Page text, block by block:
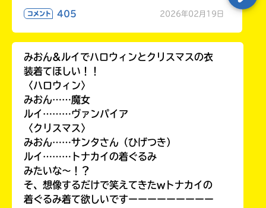
コメント 405 2026年02月19日
みおん&ルイでハロウィンとクリスマスの衣
装着てほしい！！
〈ハロウィン〉
みおん……魔女
ルイ………ヴァンパイア
〈クリスマス〉
みおん……サンタさん（ひげつき）
ルイ………トナカイの着ぐるみ
みたいな〜！？
そ、想像するだけで笑えてきたwトナカイの
着ぐるみ着て欲しいですーーーーーーーーー